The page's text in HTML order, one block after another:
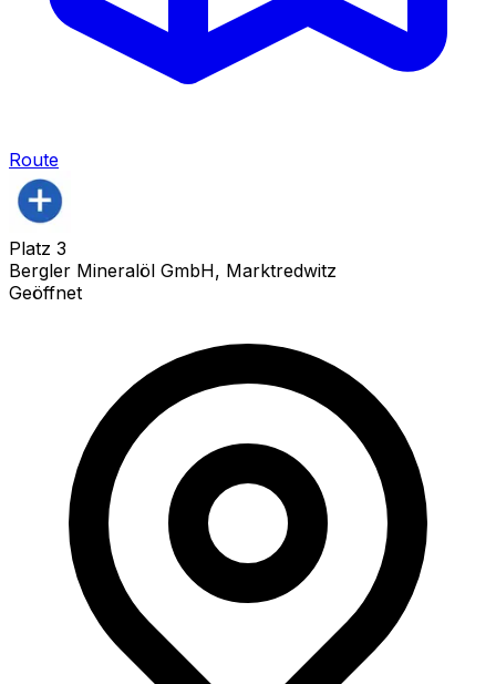
Route
Platz 3
Bergler Mineralöl GmbH, Marktredwitz
Geöffnet